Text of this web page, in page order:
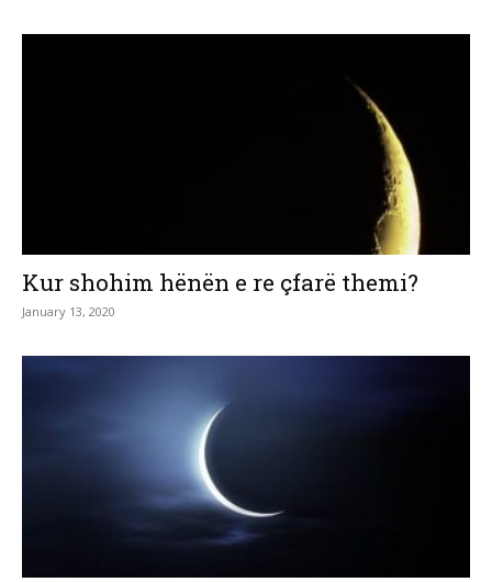
Kur shohim hënën e re çfarë themi?
January 13, 2020